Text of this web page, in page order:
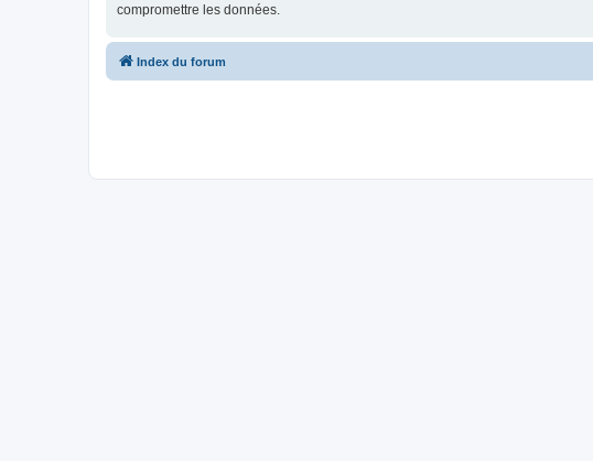
compromettre les données.
Index du forum